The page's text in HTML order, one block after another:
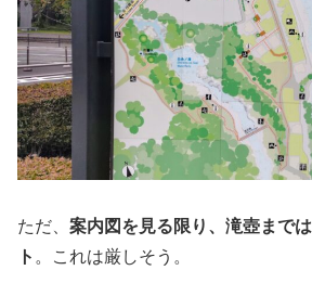
ただ、 案内図を見る限り、滝壺まで
ト 。これは厳しそう。